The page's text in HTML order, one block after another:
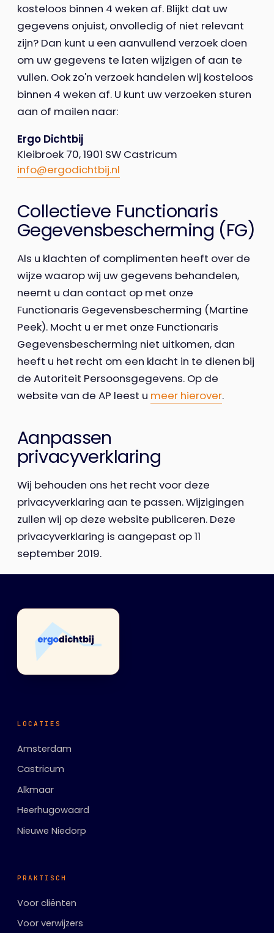
kosteloos binnen 4 weken af. Blijkt dat uw
gegevens onjuist, onvolledig of niet relevant
zijn? Dan kunt u een aanvullend verzoek doen
om uw gegevens te laten wijzigen of aan te
vullen. Ook zo'n verzoek handelen wij kosteloos
binnen 4 weken af. U kunt uw verzoeken sturen
aan of mailen naar:
Ergo Dichtbij
Kleibroek 70, 1901 SW Castricum
info@ergodichtbij.nl
Collectieve Functionaris
Gegevensbescherming (FG)
Als u klachten of complimenten heeft over de
wijze waarop wij uw gegevens behandelen,
neemt u dan contact op met onze
Functionaris Gegevensbescherming (Martine
Peek). Mocht u er met onze Functionaris
Gegevensbescherming niet uitkomen, dan
heeft u het recht om een klacht in te dienen bij
de Autoriteit Persoonsgegevens. Op de
website van de AP leest u meer hierover.
Aanpassen
privacyverklaring
Wij behouden ons het recht voor deze
privacyverklaring aan te passen. Wijzigingen
zullen wij op deze website publiceren. Deze
privacyverklaring is aangepast op 11
september 2019.
LOCATIES
Amsterdam
Castricum
Alkmaar
Heerhugowaard
Nieuwe Niedorp
PRAKTISCH
Voor cliënten
Voor verwijzers